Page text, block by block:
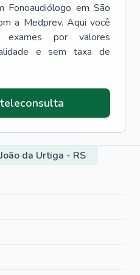
Fonoaudiólogo em São
a Medprev. Aqui você
exames por valores
e sem taxa de
da Urtiga - RS